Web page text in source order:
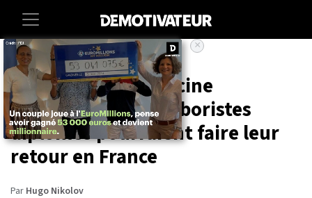
Accueil Societe Sante
Amateurs de médecine
alternative, les herboristes
diplômés pourraient faire leur
retour en France
Par Hugo Nikolov
×